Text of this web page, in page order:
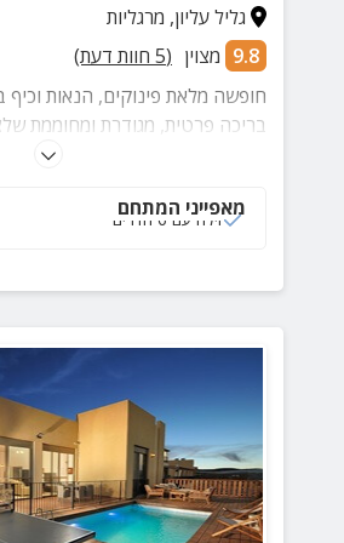
גליל עליון, מרגליות
9.8 מצוין (
5 חוות דעת)
חופשה מלאת פינוקים, הנאות וכיף
בריכה פרטית, מגודרת ומחוממת
שולחנות משחק, עמדת ברביקיו,
מאפייני המתחם
וילה עם 6 חדרים